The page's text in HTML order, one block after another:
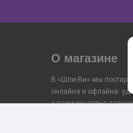
О магазине
В «Шпи-Ви» мы
онлайна и офлайна:
с возможностью